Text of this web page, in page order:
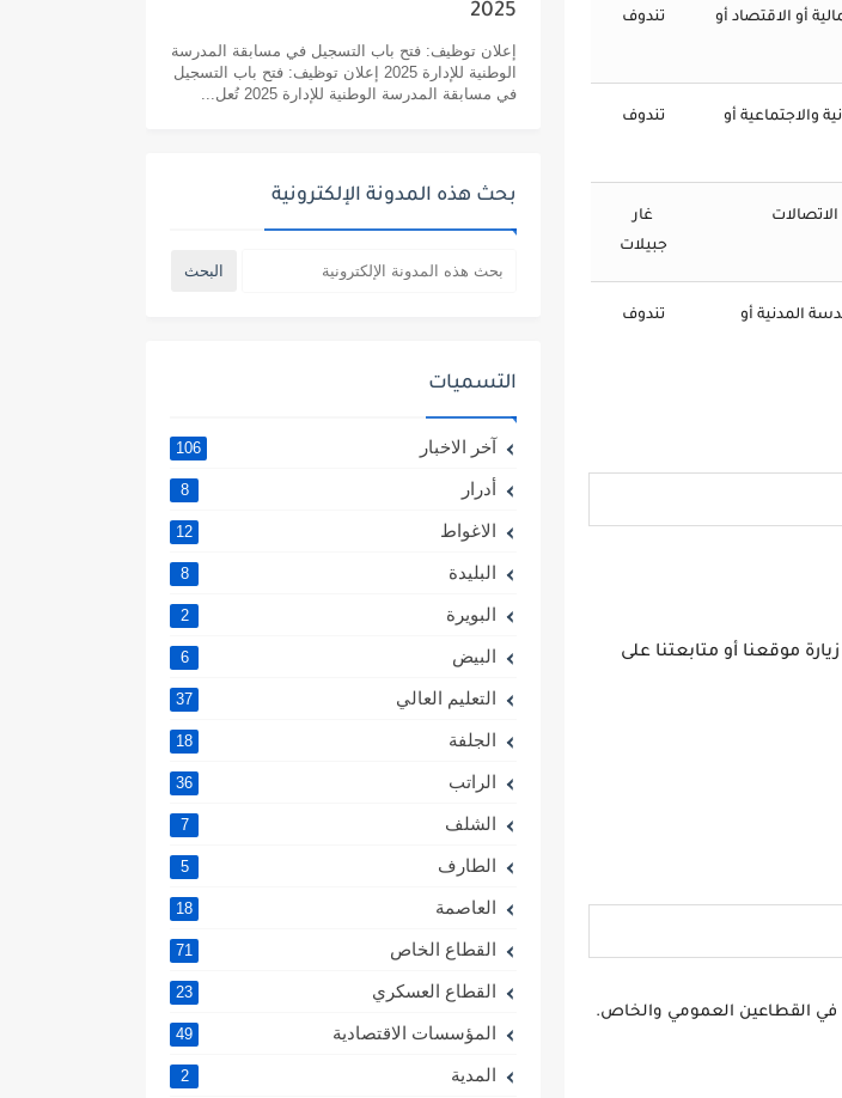
أو الاقتصاد أو
تندوف
والاجتماعية أو
تندوف
غار
جبيلات
المدنية أو
تندوف
موقعنا أو متابعتنا على
القطاعين العمومي والخاص.
2025
إعلان توظيف: فتح باب التسجيل في مسابقة المدرسة
الوطنية للإدارة 2025 إعلان توظيف: فتح باب التسجيل
في مسابقة المدرسة الوطنية للإدارة 2025 تُعل...
بحث هذه المدونة الإلكترونية
التسميات
آخر الاخبار 106
أدرار 8
الاغواط 12
البليدة 8
البويرة 2
البيض 6
التعليم العالي 37
الجلفة 18
الراتب 36
الشلف 7
الطارف 5
العاصمة 18
القطاع الخاص 71
القطاع العسكري 23
المؤسسات الاقتصادية 49
المدية 2